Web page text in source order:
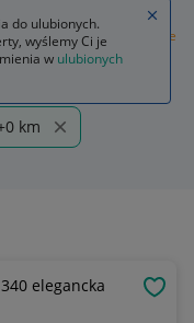
Firany Firany gotowe
na okno balkonowe
km
elegancka
do ulubionych.
wyślemy Ci je
w ulubionych